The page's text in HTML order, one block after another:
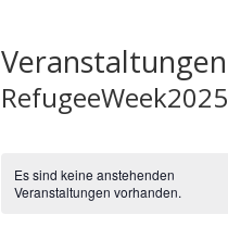
Veranstaltungen
RefugeeWeek2025
Es sind keine anstehenden
Veranstaltungen vorhanden.